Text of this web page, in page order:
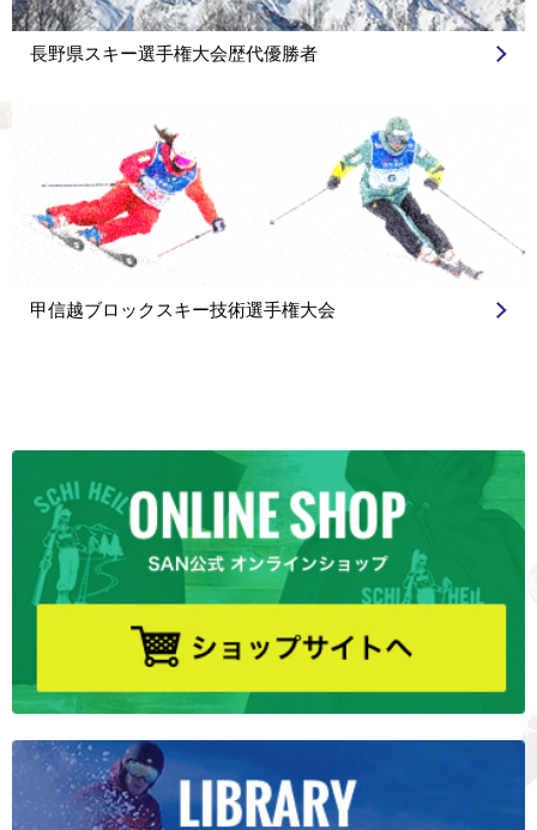
ン
長野県スキー選手権大会歴代優勝者
甲信越ブロックスキー技術選手権大会